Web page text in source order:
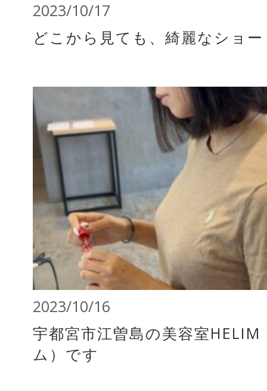
2023/10/17
どこから見ても、綺麗なショ
2023/10/16
宇都宮市江曽島の美容室HELIM
ム）です